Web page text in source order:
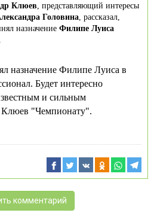
Клюев , представляющий интересы
Головина , рассказал,
назначение Филипе Луиса
назначение Филипе Луиса в
Будет интересно
и сильным
"Чемпионату".
комментарий